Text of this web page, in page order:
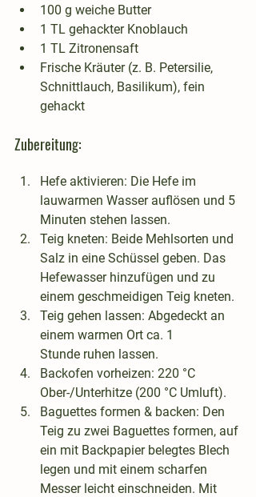
100 g weiche Butter
1 TL gehackter Knoblauch
1 TL Zitronensaft
Frische Kräuter (z. B. Petersilie,
Schnittlauch, Basilikum), fein
gehackt
Zubereitung:
Hefe aktivieren: Die Hefe im
lauwarmen Wasser auflösen und 5
Minuten stehen lassen.
Teig kneten: Beide Mehlsorten und
Salz in eine Schüssel geben. Das
Hefewasser hinzufügen und zu
einem geschmeidigen Teig kneten.
Teig gehen lassen: Abgedeckt an
einem warmen Ort ca. 1
Stunde ruhen lassen.
Backofen vorheizen: 220 °C
Ober-/Unterhitze (200 °C Umluft).
Baguettes formen & backen: Den
Teig zu zwei Baguettes formen, auf
ein mit Backpapier belegtes Blech
legen und mit einem scharfen
Messer leicht einschneiden. Mit